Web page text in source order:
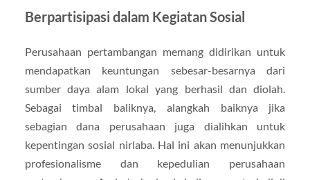
Berpartisipasi dalam Kegiatan Sosial
Perusahaan pertambangan memang didirikan untuk
mendapatkan keuntungan sebesar-besarnya dari
sumber daya alam lokal yang berhasil dan diolah.
Sebagai timbal baliknya, alangkah baiknya jika
sebagian dana perusahaan juga dialihkan untuk
kepentingan sosial nirlaba. Hal ini akan menunjukkan
profesionalisme dan kepedulian perusahaan